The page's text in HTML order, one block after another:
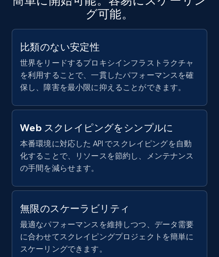
Name, URL, ID, Cb rank, Region, About,
Industries, Operating status, and more.
15.6K+ 1.6K+
Linkedin job listings information
URL, Job posting id, Job title, Company name,
seniority level, and more.
15.3K+ 2.2K+ 無料トライアル
Linkedin job listings information - Discover
new jobs by keyword
URL, Job posting id, Job title, Company name,
Company id, Job location, Job summary, Job
seniority level, and more.
グ可能。
比類のない安定性
世界をリードするプロキシインフラストラクチャ
を利用することで、一貫したパフォーマンスを確
保し、障害を最小限に抑えることができます。
Web スクレイピングをシンプルに
本番環境に対応した API でスクレイピングを自動
化することで、リソースを節約し、メンテナンス
の手間を減らせます。
無限のスケーラビリティ
最適なパフォーマンスを維持しつつ、データ需要
に合わせてスクレイピングプロジェクトを簡単に
スケーリングできます。